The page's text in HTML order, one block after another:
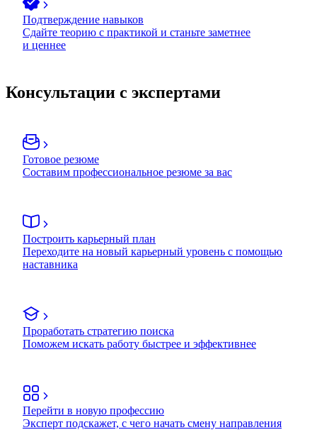
Подтверждение навыков
Сдайте теорию с практикой и станьте заметнее
и ценнее
Консультации с экспертами
Готовое резюме
Составим профессиональное резюме за вас
Построить карьерный план
Переходите на новый карьерный уровень с помощью
наставника
Проработать стратегию поиска
Поможем искать работу быстрее и эффективнее
Перейти в новую профессию
Эксперт подскажет, с чего начать смену направления